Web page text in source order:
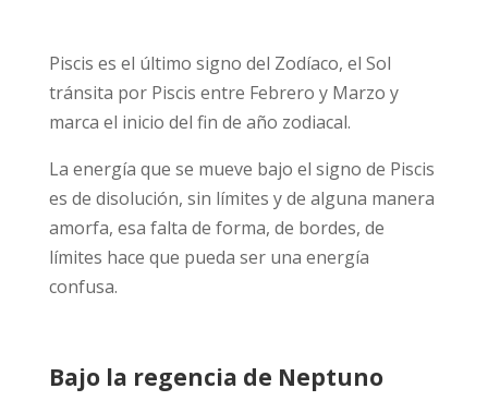
Piscis es el último signo del Zodíaco, el Sol
tránsita por Piscis entre Febrero y Marzo y
marca el inicio del fin de año zodiacal.
La energía que se mueve bajo el signo de Piscis
es de disolución, sin límites y de alguna manera
amorfa, esa falta de forma, de bordes, de
límites hace que pueda ser una energía
confusa.
Bajo la regencia de Neptuno